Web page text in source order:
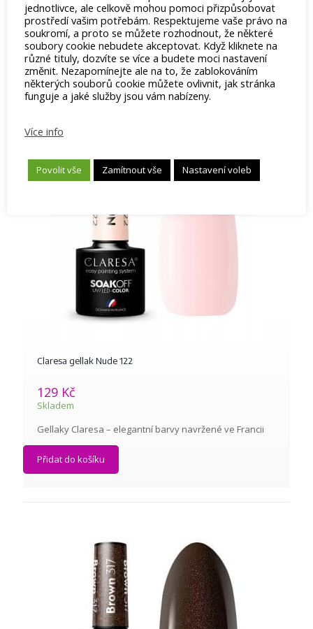
Související produkty
Claresa gellak Nude 122
129 Kč
Skladem
Gellaky Claresa – elegantní barvy navržené ve Francii
Přidat do košíku
jednotlivce, ale celkově mohou pomoci přizpůsobovat
prostředí vašim potřebám. Respektujeme vaše právo na
soukromí, a proto se můžete rozhodnout, že některé
soubory cookie nebudete akceptovat. Když kliknete na
různé tituly, dozvíte se více a budete moci nastavení
změnit. Nezapomínejte ale na to, že zablokováním
některých souborů cookie můžete ovlivnit, jak stránka
funguje a jaké služby jsou vám nabízeny.
Více info
Povolit vše Zamítnout vše Nastavení voleb